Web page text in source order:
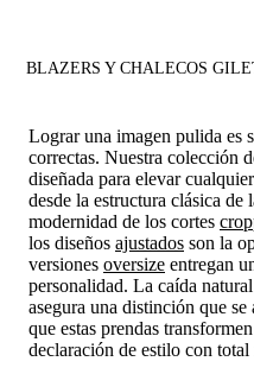
BLAZERS Y CHALECOS
Lograr una imagen pulida es
correctas. Nuestra colección
diseñada para elevar
desde la estructura clásica de
modernidad de los cortes
los diseños ajustados son la
versiones oversize entregan
personalidad. La caída
asegura una distinción que
que estas prendas
declaración de estilo con total